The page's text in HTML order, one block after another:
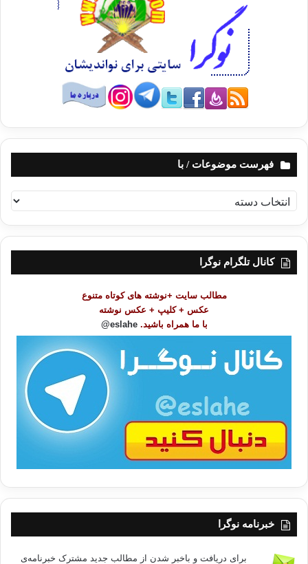
فهرست موضوعات / با
ه
ر
کانال تلگرام نوگرا
مطالب سایت +نوشته های کوتاه متنوع
عکس + کلیپ + عکس نوشته
با ما همراه باشید. eslahe@
خبرنامه نوگرا
برای دریافت و باخبر شدن از مطالب جدید مشترک خبرنامه‌ی